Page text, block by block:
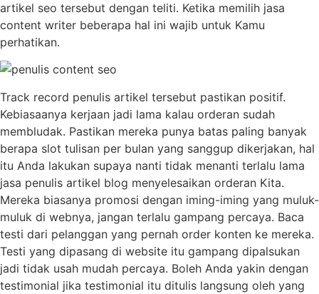
artikel seo tersebut dengan teliti. Ketika memilih jasa
content writer beberapa hal ini wajib untuk Kamu
perhatikan.
Track record penulis artikel tersebut pastikan positif.
Kebiasaanya kerjaan jadi lama kalau orderan sudah
membludak. Pastikan mereka punya batas paling banyak
berapa slot tulisan per bulan yang sanggup dikerjakan, hal
itu Anda lakukan supaya nanti tidak menanti terlalu lama
jasa penulis artikel blog menyelesaikan orderan Kita.
Mereka biasanya promosi dengan iming-iming yang muluk-
muluk di webnya, jangan terlalu gampang percaya. Baca
testi dari pelanggan yang pernah order konten ke mereka.
Testi yang dipasang di website itu gampang dipalsukan
jadi tidak usah mudah percaya. Boleh Anda yakin dengan
testimonial jika testimonial itu ditulis langsung oleh yang